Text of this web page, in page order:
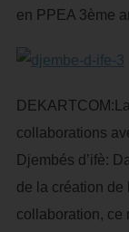
en PPEA 3ème
collaborations
Djembés d’ifè:
de la création de
collaboration, ce